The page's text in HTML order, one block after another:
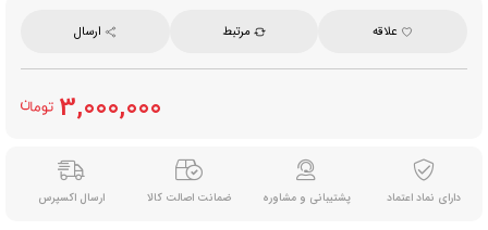
علاقه مرتبط ارسال
3,000,000
دارای نماد اعتماد پشتیبانی و مشاوره ضمانت اصالت کالا ارسال اکسپرس